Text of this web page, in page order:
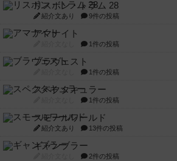
リスボン・トラム 28
紹介文あり 9件の投稿
アマナイト
1件の投稿
ブラヴェスト
1件の投稿
スペクタキュラー
1件の投稿
スモールワールド
紹介文あり 13件の投稿
ギャンブラー
2件の投稿